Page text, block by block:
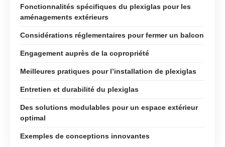
Fonctionnalités spécifiques du plexiglas pour les
aménagements extérieurs
Considérations réglementaires pour fermer un balcon
Engagement auprès de la copropriété
Meilleures pratiques pour l’installation de plexiglas
Entretien et durabilité du plexiglas
Des solutions modulables pour un espace extérieur
optimal
Exemples de conceptions innovantes